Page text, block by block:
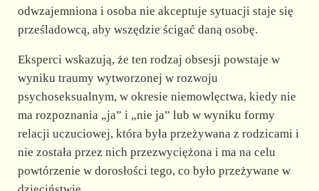
odwzajemniona i osoba nie akceptuje sytuacji staje się
prześladowcą, aby wszędzie ścigać daną osobę.
Eksperci wskazują, że ten rodzaj obsesji powstaje w
wyniku traumy wytworzonej w rozwoju
psychoseksualnym, w okresie niemowlęctwa, kiedy nie
ma rozpoznania „ja” i „nie ja” lub w wyniku formy
relacji uczuciowej, która była przeżywana z rodzicami i
nie została przez nich przezwyciężona i ma na celu
powtórzenie w dorosłości tego, co było przeżywane w